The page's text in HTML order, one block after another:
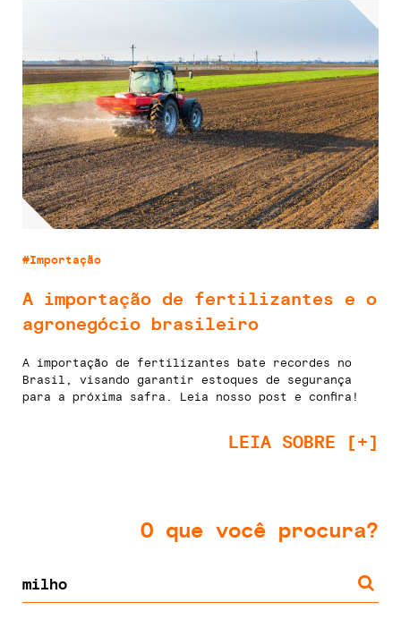
#Importação
A importação de fertilizantes e o
agronegócio brasileiro
A importação de fertilizantes bate recordes no
Brasil, visando garantir estoques de segurança
para a próxima safra. Leia nosso post e confira!
LEIA SOBRE [+]
O que você procura?